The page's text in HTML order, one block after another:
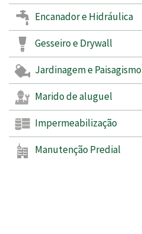
Encanador e Hidráulica
Gesseiro e Drywall
Jardinagem e Paisagismo
Marido de aluguel
Impermeabilização
Manutenção Predial